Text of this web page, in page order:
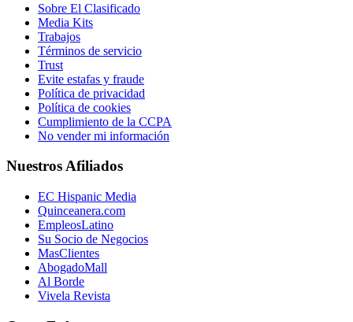
Sobre El Clasificado
Media Kits
Trabajos
Términos de servicio
Trust
Evite estafas y fraude
Política de privacidad
Política de cookies
Cumplimiento de la CCPA
No vender mi información
Nuestros Afiliados
EC Hispanic Media
Quinceanera.com
EmpleosLatino
Su Socio de Negocios
MasClientes
AbogadoMall
Al Borde
Vivela Revista